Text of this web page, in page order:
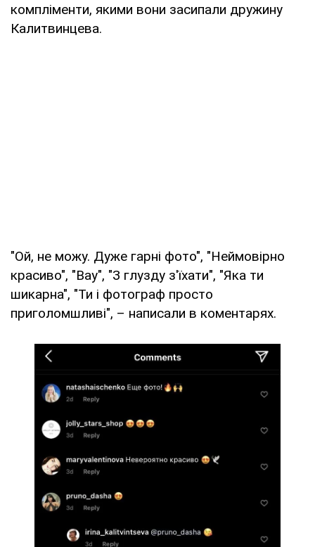
компліменти, якими вони засипали дружину
Калитвинцева.
"Ой, не можу. Дуже гарні фото", "Неймовірно
красиво", "Вау", "З глузду з'їхати", "Яка ти
шикарна", "Ти і фотограф просто
приголомшливі", – написали в коментарях.